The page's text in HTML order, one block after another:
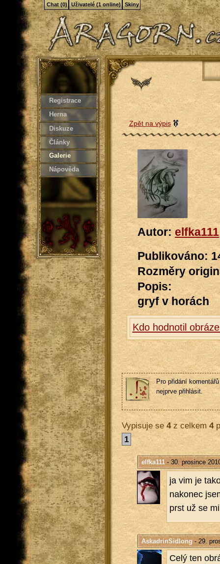
Registrace
Herna
Diskuze
Články
Galerie
Nápověda
Zpět na výpis
Autor:elfka111
Publikováno:
Rozměry
Popis:
gryf v horách
Kdo hodnotil
Pro přidání
nejprve přihlásit.
Vypisuje se 4z celkem 4
1
elfka111- 30. prosince
ja vim je
na­ko­nec
prst už se
AskadrinSidlong - 29.
Celý ten
Chat (0) Uživatelé (1 online) Skiny